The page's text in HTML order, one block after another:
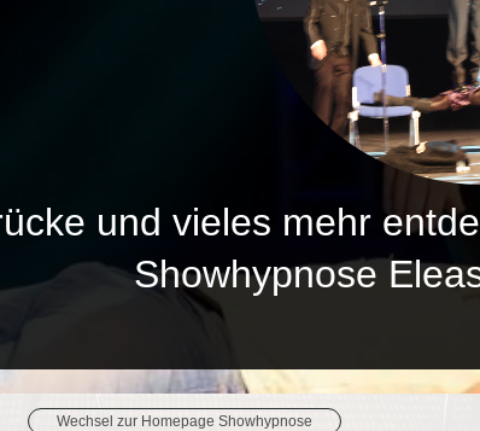
und vieles mehr
Wechsel zur Homepage Showhypnose